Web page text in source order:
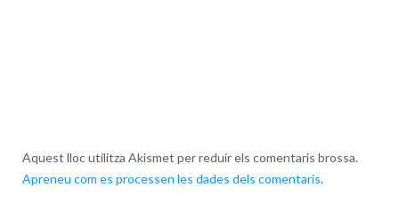
Aquest lloc utilitza Akismet per reduir els comentaris brossa.
Apreneu com es processen les dades dels comentaris.